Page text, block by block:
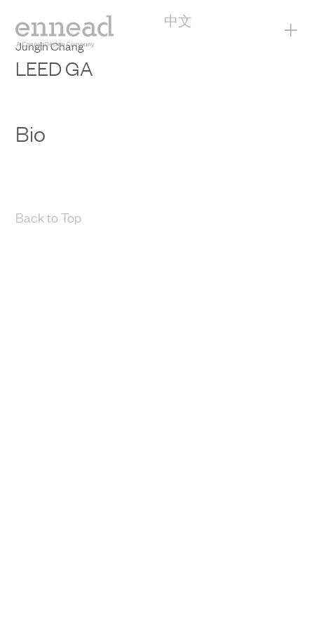
中文 +
Jungin Chang
LEED GA
Bio
Back to Top